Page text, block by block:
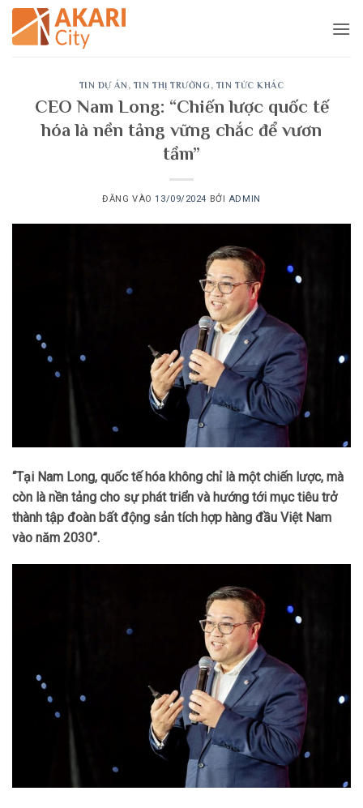
Bỏ
qua
nội
TIN DỰ ÁN , TIN THỊ TRƯỜNG, TIN TỨC KHÁC
CEO Nam Long: “Chiến lược quốc tế
hóa là nền tảng vững chắc để vươn
tầm”
ĐĂNG VÀO13/09/2024 BỞI ADMIN
“Tại Nam Long, quốc tế hóa không chỉ là một chiến lược, mà
còn là nền tảng cho sự phát triển và hướng tới mục tiêu trở
thành tập đoàn bất động sản tích hợp hàng đầu Việt Nam
vào năm 2030”.